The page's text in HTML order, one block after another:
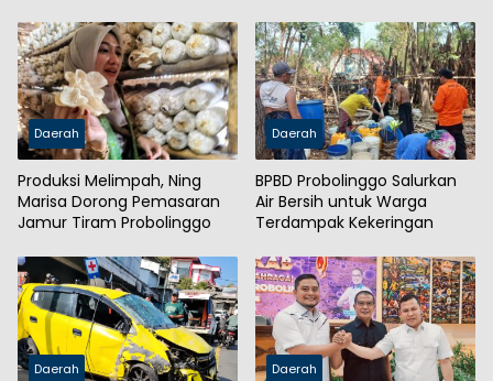
Daerah
Produksi Melimpah, Ning
Marisa Dorong Pemasaran
Jamur Tiram Probolinggo
Daerah
BPBD Probolinggo Salurkan
Air Bersih untuk Warga
Terdampak Kekeringan
Daerah Daerah